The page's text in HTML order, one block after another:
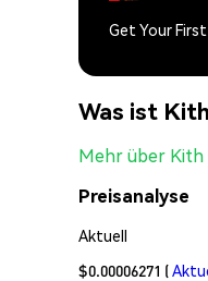
Get Your
Was ist
Mehr über Kith
Preisanalyse
Aktuell
$0.00006271 (